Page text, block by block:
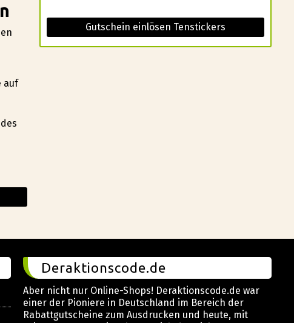
auf
Gutschein einlösen Tenstickers
Deraktionscode.de
Aber nicht nur Online-Shops! Deraktionscode.de war
einer der Pioniere in Deutschland im Bereich der
Rabattgutscheine zum Ausdrucken und heute, mit